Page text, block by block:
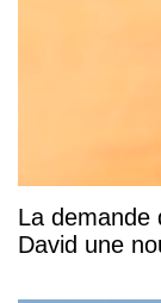
La demande
David une